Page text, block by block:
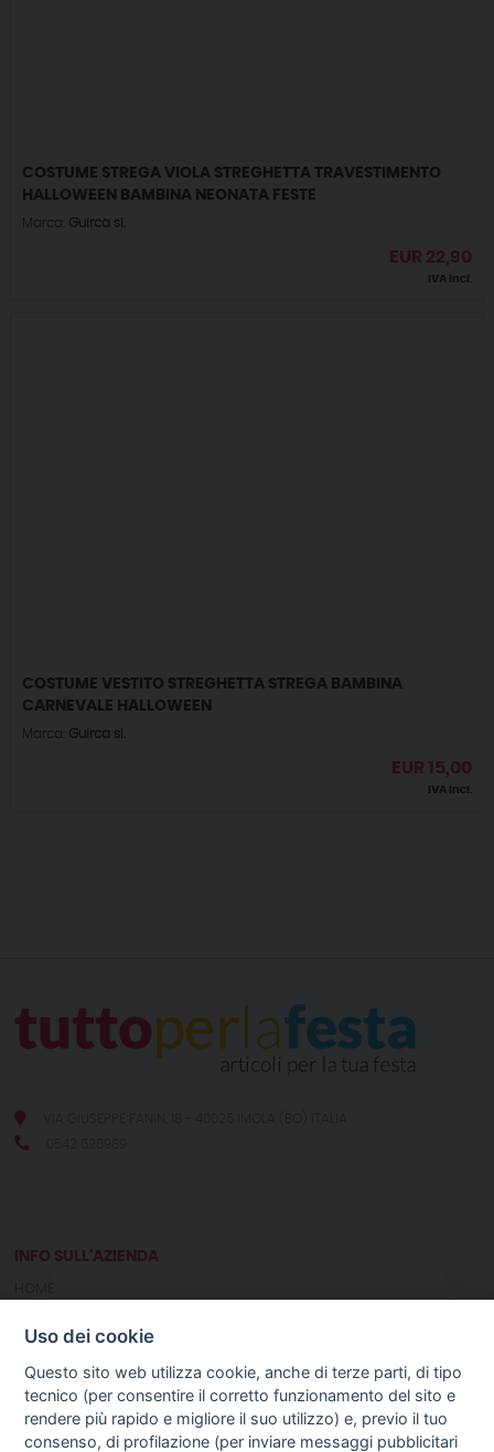
COSTUME STREGA VIOLA STREGHETTA TRAVESTIMENTO
HALLOWEEN BAMBINA NEONATA FESTE
Marca: Guirca sl.
EUR 22,90
IVA incl.
COSTUME VESTITO STREGHETTA STREGA BAMBINA
CARNEVALE HALLOWEEN
Marca: Guirca sl.
EUR15,00
IVA incl.
INFO SULL'AZIENDA
NOTIZIE
GUIDA AGLI ACQUISTI
Uso dei cookie
Questo sito web utilizza cookie, anche di terze parti, di tipo
tecnico (per consentire il corretto funzionamento del sito e
rendere più rapido e migliore il suo utilizzo) e, previo il tuo
consenso, di profilazione (per inviare messaggi pubblicitari